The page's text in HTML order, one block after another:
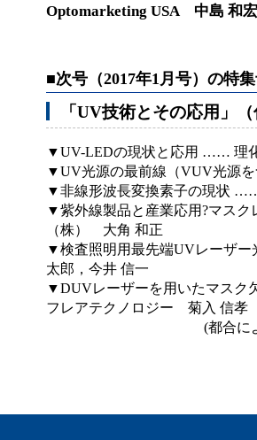
Optomarketing USA 中島 和宏
■次号（2017年1月号）の特
「UV技術とその応用」
▼UV-LEDの現状と応用 …… 理
▼UV光源の最前線（VUV光源
▼非線形波長変換素子の現状
▼紫外線製品と産業応用?マス
（株） 大角 和正
▼検査照明用最先端UVレーザ
太郎，今井 信一
▼DUVレーザーを用いたマス
フレアテクノロジー 菊入 信孝
(都合に